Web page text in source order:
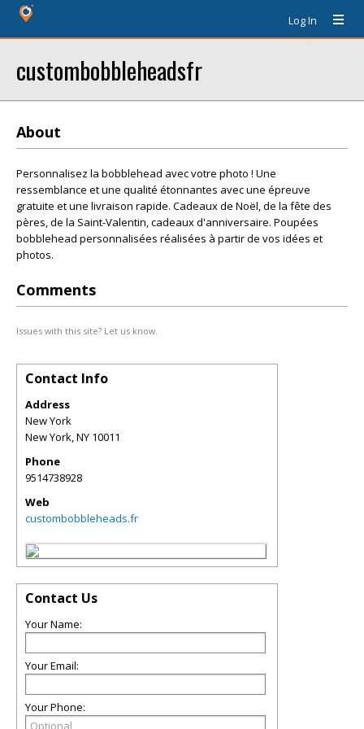
Log In
custombobbleheadsfr
About
Personnalisez la bobblehead avec votre photo ! Une
ressemblance et une qualité étonnantes avec une épreuve
gratuite et une livraison rapide. Cadeaux de Noël, de la fête des
pères, de la Saint-Valentin, cadeaux d'anniversaire. Poupées
bobblehead personnalisées réalisées à partir de vos idées et
photos.
Comments
Issues with this site? Let us know.
Contact Info
Address
New York
New York,NY 10011
Phone
9514738928
Web
custombobbleheads.fr
Contact Us
Your Name:
Your Email:
Your Phone: